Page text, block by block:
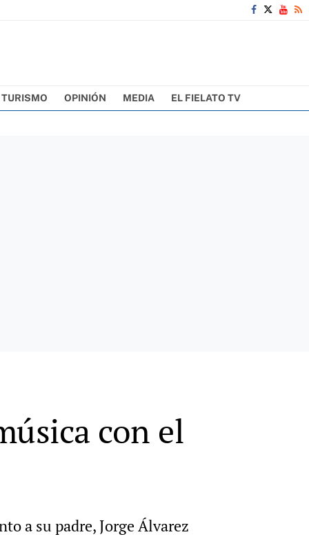
TURISMO OPINIÓN MEDIA EL FIELATO TV
con el
a su padre, Jorge Álvarez